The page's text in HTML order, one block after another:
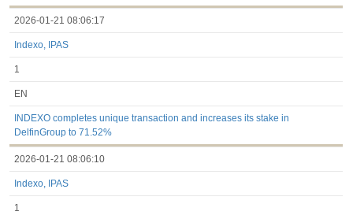
2026-01-21 08:06:17
Indexo, IPAS
1
EN
INDEXO completes unique transaction and increases its stake in
DelfinGroup to 71.52%
2026-01-21 08:06:10
Indexo, IPAS
1